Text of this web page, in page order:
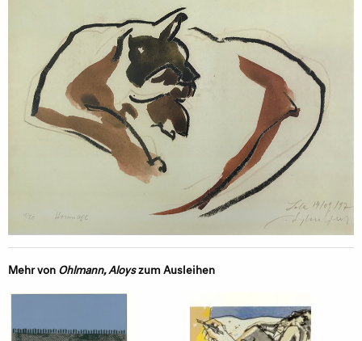
Mehr vonOhlmann, Aloyszum Ausleihen